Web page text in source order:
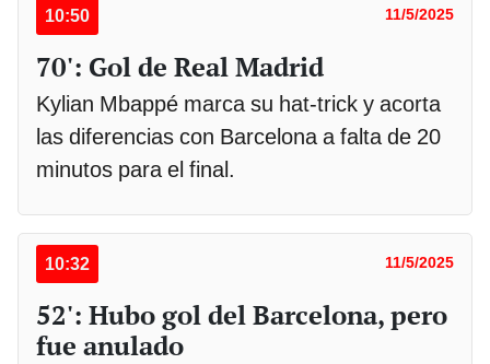
10:50 11/5/2025
70': Gol de Real Madrid
Kylian Mbappé marca su hat-trick y acorta
las diferencias con Barcelona a falta de 20
minutos para el final.
10:32 11/5/2025
52': Hubo gol del Barcelona, pero
fue anulado